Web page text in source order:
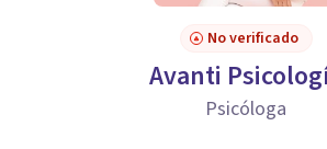
No verificado
Avanti
Psicóloga